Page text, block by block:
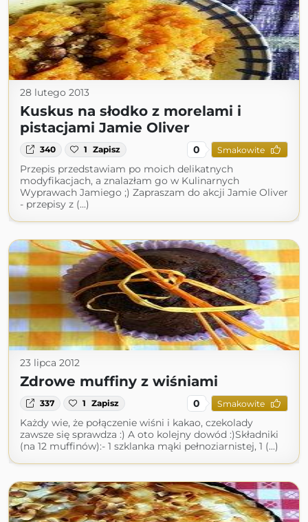
28 lutego 2013
Kuskus na słodko z morelami i
pistacjami Jamie Oliver
340 1 Zapisz 0 Smakowite
Przepis przedstawiam po moich delikatnych
modyfikacjach, a znalazłam go w Kulinarnych
Wyprawach Jamiego ;) Zapraszam do akcji Jamie Oliver
- przepisy z (...)
23 lipca 2012
Zdrowe muffiny z wiśniami
337 1 Zapisz 0 Smakowite
Każdy wie, że połączenie wiśni i kakao, czekolady
zawsze się sprawdza :) A oto kolejny dowód :)Składniki
(na 12 muffinów):- 1 szklanka mąki pełnoziarnistej, 1 (...)